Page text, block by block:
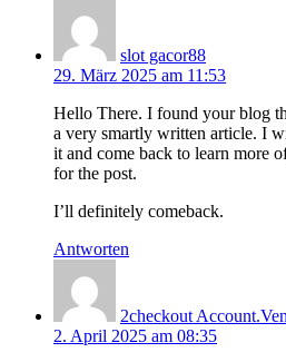
slot gacor88
29. März 2025 am 11:53
Hello There. I found your blog
a very smartly written article. I
it and come back to learn more
for the post.
I’ll definitely comeback.
Antworten
2checkout
2. April 2025 am 08:35